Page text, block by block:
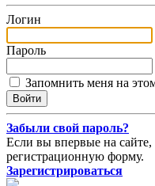
Логин
Пароль
Запомнить меня на
Забыли свой пароль?
Если вы впервые на сайте,
регистрационную форму.
Зарегистрироваться